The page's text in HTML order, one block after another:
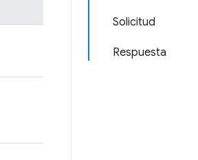
Solicitud
Respuesta